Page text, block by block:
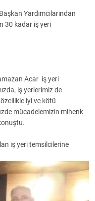
Yardımcılarından
30 kadar iş yeri
Acar iş yeri
iş yerlerimiz de
iyi ve kötü
mücadelemizin mihenk
iş yeri temsilcilerine